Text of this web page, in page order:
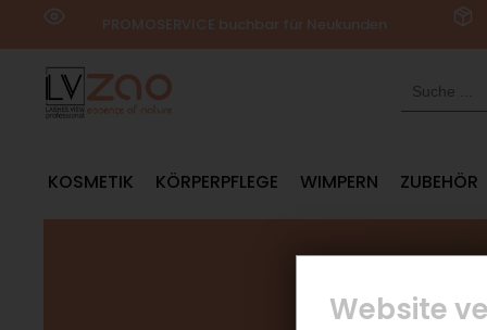
PROMOSERVICE buchbar für Neukunden
KOSMETIK KÖRPERPFLEGE WIMPERN ZUBEHÖR
Website